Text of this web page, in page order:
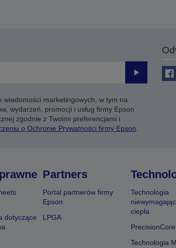
Prześlij
marketingowych, w tym na
wydarzeń, promocji i usług firmy Epson
zgodnie z Twoimi preferencjami i
o Ochronie Prywatności firmy Epson
dotyczące
Partners
Portal partnerów firmy
Epson
LPGA
Technologia
ciepła
PrecisionCore
Technologia